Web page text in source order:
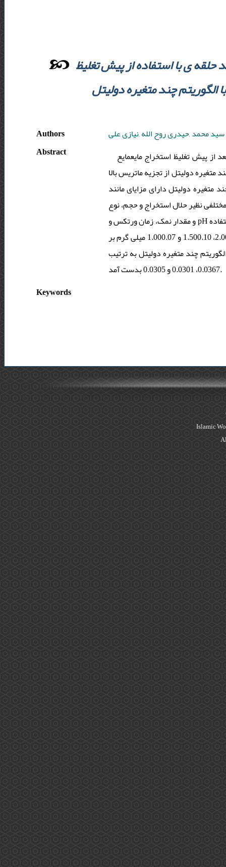
ی با استفاده از پیش تغلیظ
چند متغیره دولیتل
Authors
محمد ,حیدری روح الله ,نیازی علی
Abstract
پیش ­تغلیظ استخراج مایعمایع
دولیتل از تجزیه ماتریس بالا
دولیتل دارای مزایای مانند
نظیر حلال استخراج و حجم، نوع
و مقدار نمک، زمان ورتکس و pH نمونه مورد بررسی و بهینه سازی شد. برای محاسبه ارقام شایستگی از روش سیگنال خالص آنالیت استفاده
شده است. محدوده خطی برای منحنی کالیبراسیون به ترتیب برای نفتالن، آنتراسن و پبرن بین 2.000.20، 1.500.10 و 1.000.07 میلی­ گرم بر
چند متغیره دولیتل به ترتیب
0.0367، 0.0301 و 0.0305 بدست آمد.
Keywords
Islamic